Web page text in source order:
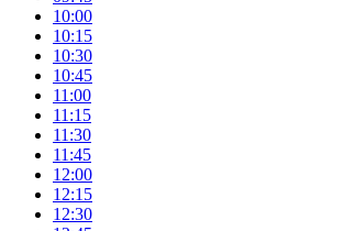
10:00
10:15
10:30
10:45
11:00
11:15
11:30
11:45
12:00
12:15
12:30